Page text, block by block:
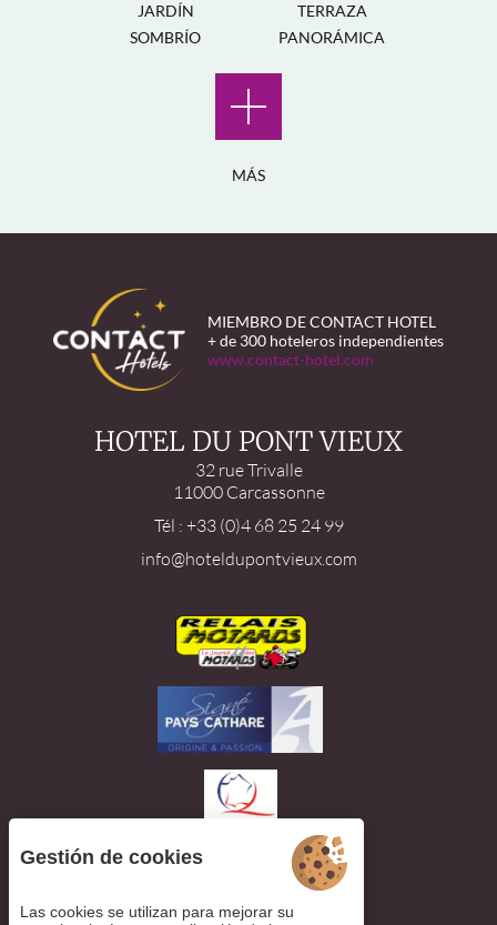
JARDÍN
SOMBRÍO
TERRAZA
PANORÁMICA
MÁS
MIEMBRO DE CONTACT HOTEL
+ de 300 hoteleros independientes
www.contact-hotel.com
HOTEL DU PONT VIEUX
32 rue Trivalle
11000 Carcassonne
Tél : +33 (0)4 68 25 24 99
info@hoteldupontvieux.com
Gestión de cookies
Las cookies se utilizan para mejorar su